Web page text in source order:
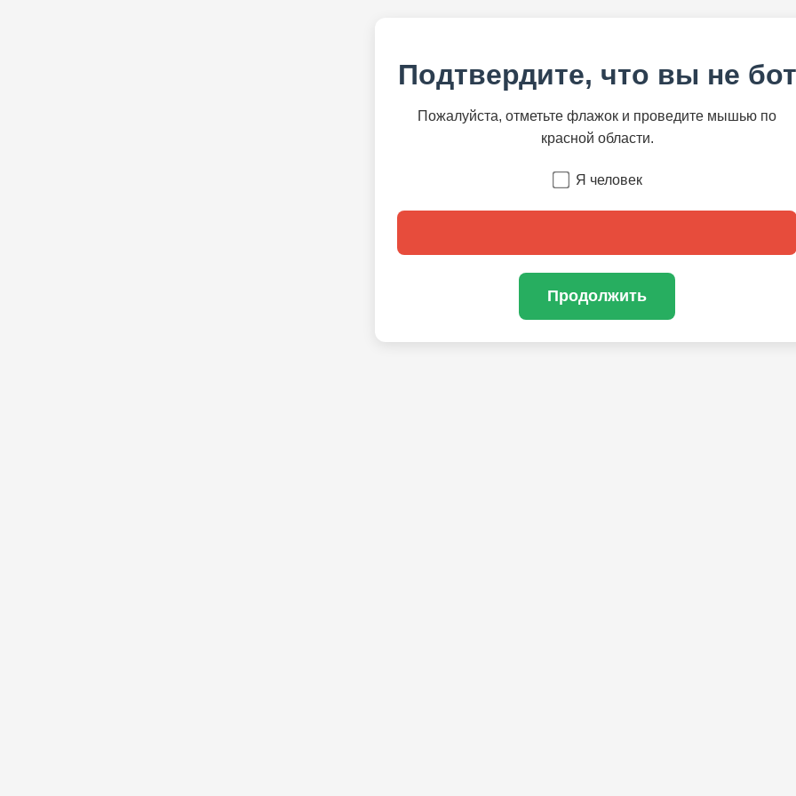
Подтвердите, что вы не бот
Пожалуйста, отметьте флажок и проведите мышью по
красной области.
Я человек
Продолжить